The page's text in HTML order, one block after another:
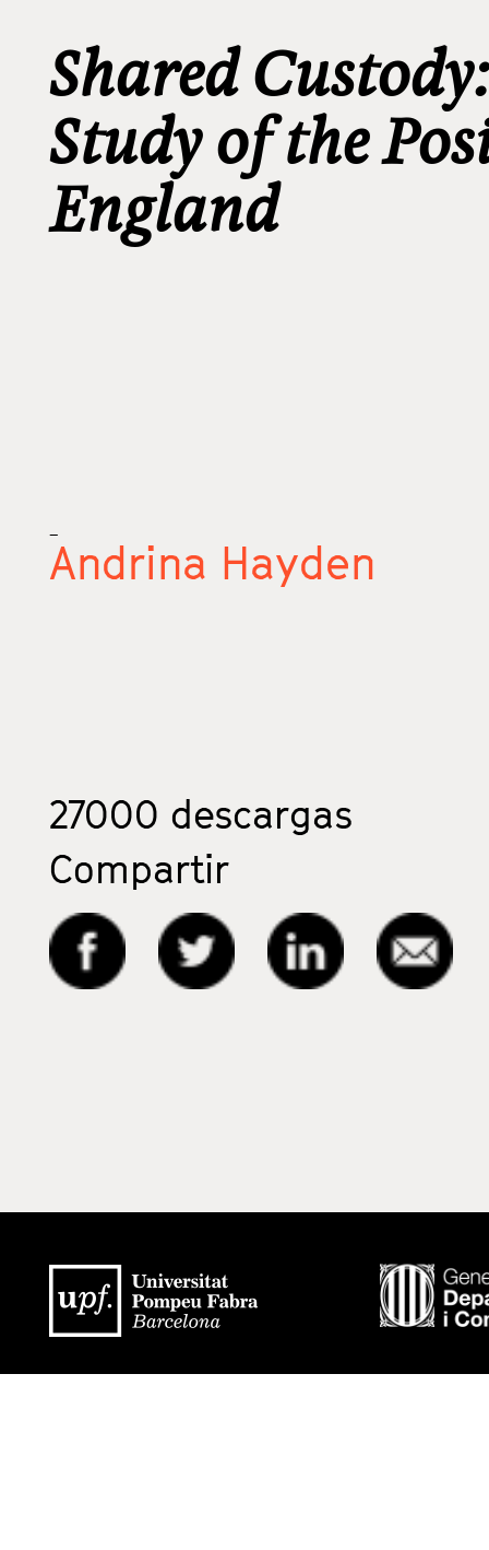
Shared
Study of the
England
_
Andrina Hayden
27000 descargas
Compartir